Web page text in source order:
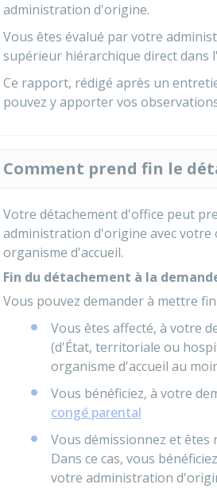
administration d'origine.
Vous êtes évalué par votre
supérieur hiérarchique direct dans
Ce rapport, rédigé après un
pouvez y apporter vos
Comment prend fin le
Votre détachement d'office peut
administration d'origine avec votre
organisme d'accueil.
Fin du détachement à la
Vous pouvez demander à mettre
Vous êtes affecté, à votre
(d'État, territoriale ou
organisme d'accueil au
Vous bénéficiez, à votre
congé parental
Vous démissionnez et
Dans ce cas, vous
votre administration